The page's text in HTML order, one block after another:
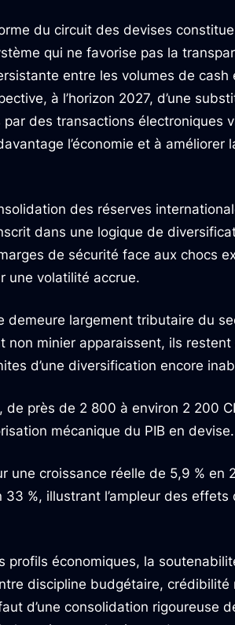
du circuit des devises
qui ne favorise pas la
entre les volumes de
à l’horizon 2027, d’une
des transactions électroniques
l’économie et à améliorer
des réserves
dans une logique de
de sécurité face aux chocs
une volatilité accrue.
demeure largement tributaire du
non minier apparaissent, ils
d’une diversification encore
de près de 2 800 à environ 2 200
mécanique du PIB en devise.
une croissance réelle de 5,9 % en
33 %, illustrant l’ampleur des
profils économiques, la
discipline budgétaire, crédibilité
d’une consolidation rigoureuse